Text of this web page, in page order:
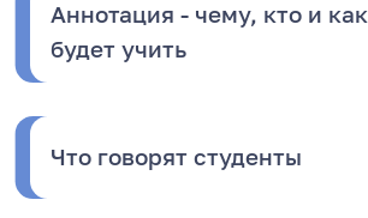
Аннотация - чему, кто и как
будет учить
Что говорят студенты